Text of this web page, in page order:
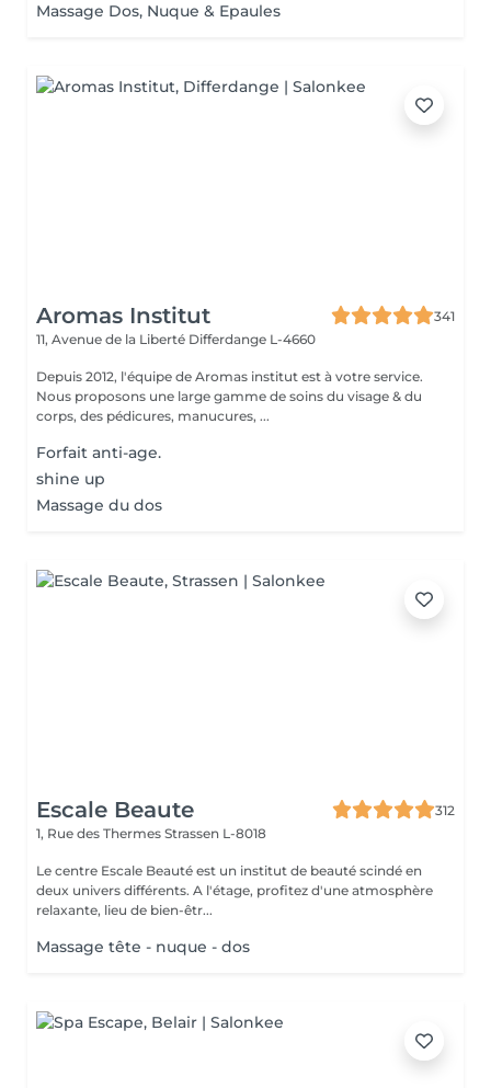
Massage Dos, Nuque & Epaules
Aromas Institut
341
11, Avenue de la Liberté Differdange L-4660
Depuis 2012, l'équipe de Aromas institut est à votre service.
Nous proposons une large gamme de soins du visage & du
corps, des pédicures, manucures, ...
Forfait anti-age.
shine up
Massage du dos
Escale Beaute
312
1, Rue des Thermes Strassen L-8018
Le centre Escale Beauté est un institut de beauté scindé en
deux univers différents. A l'étage, profitez d'une atmosphère
relaxante, lieu de bien-êtr...
Massage tête - nuque - dos